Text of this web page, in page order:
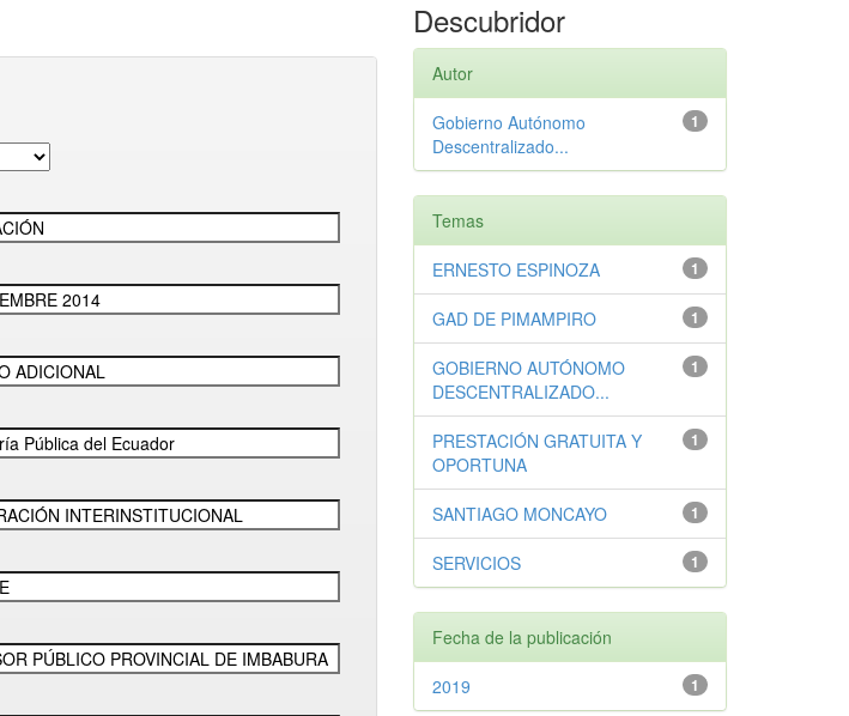
Descubridor
Autor
1
Gobierno Autónomo
Descentralizado...
Temas
1
ERNESTO ESPINOZA
1
GAD DE PIMAMPIRO
1
GOBIERNO AUTÓNOMO
DESCENTRALIZADO...
1
PRESTACIÓN GRATUITA Y
OPORTUNA
1
SANTIAGO MONCAYO
1
SERVICIOS
Fecha de la publicación
1
2019